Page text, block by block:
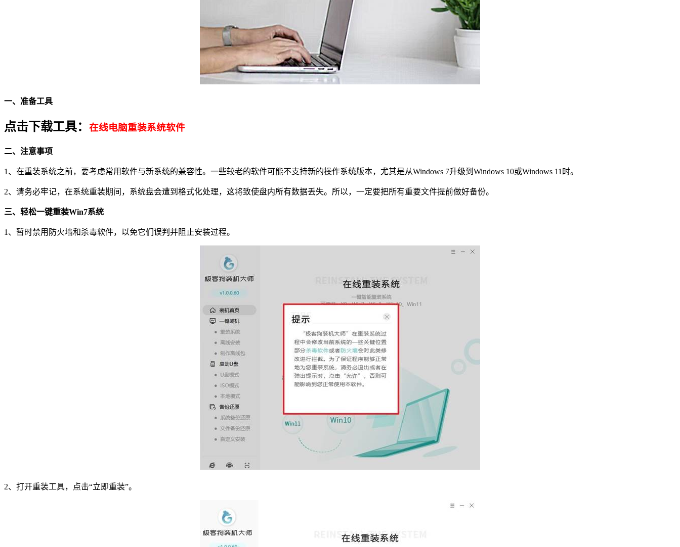
一、准备工具
点击下载工具： 在线电脑重装系统软件
二、注意事项
1 、在重装系统之前，要考虑常用软件与新系统的兼容性。一些较老的软件可能不支持新的操作系统版本，尤其是从Windows 7升级到 Windows 10或Windows 11 时。
2、请务必牢记，在系统重装期间，系统盘会遭到格式化处理，这将致使盘内所有数据丢失。所以，一定要把所有重要文件提前做好备份。
三、 轻松一键重装Win7系统
1 、暂时禁用防火墙和杀毒软件，以免它们误判并阻止安装过程。
2、打开重装工具，点击“立即重装”。